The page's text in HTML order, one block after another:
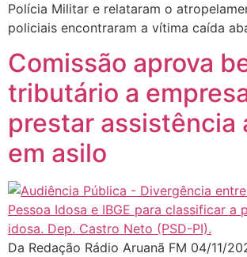
Polícia Militar e relataram o
policiais encontraram a vítima caída
Comissão aprova
tributário a
prestar assistência
em asilo
Da Redação Rádio Aruanã FM 04/11/